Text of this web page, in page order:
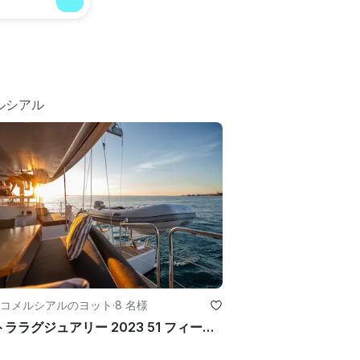
シアル
メルシアルのヨット ·8 名様
ウルトララグジュアリー 2023 51 フィートトリマランエクスペリエンスインザシーオブザコルテス